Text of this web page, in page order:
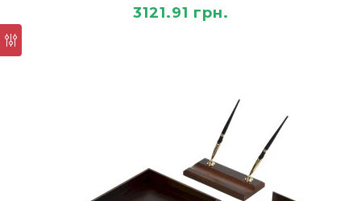
функциональностью,
шармом, поэтому придется по душе каждому.
На столе современного управленца находится
огромное количество различных предметов:
, прочее. В круговороте
деловых будней сохранять порядок на столе
довольно сложно. Имея под рукой письменный
3121.91 грн.